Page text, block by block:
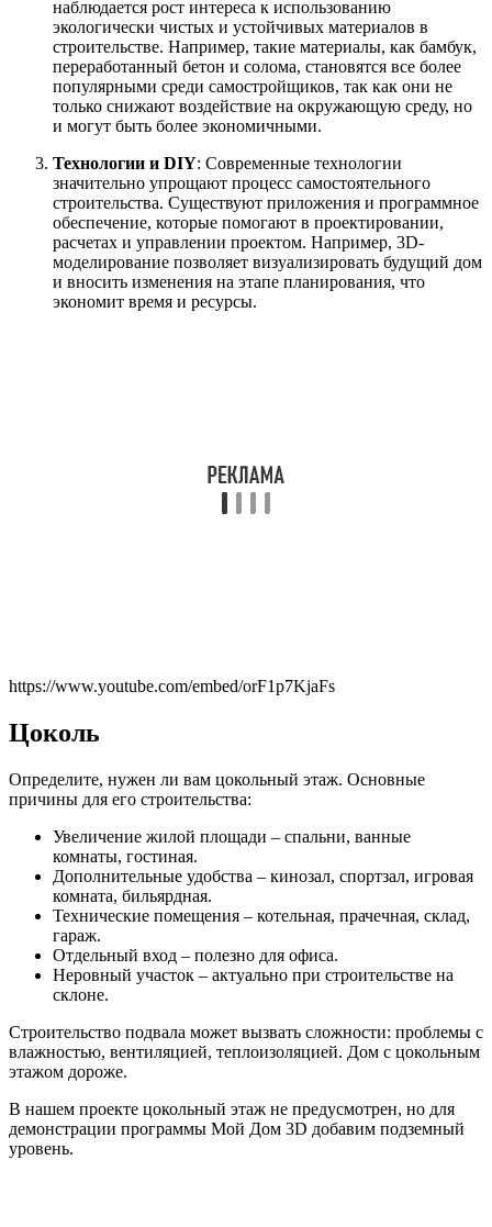
наблюдается рост интереса к использованию
экологически чистых и устойчивых материалов в
строительстве. Например, такие материалы, как бамбук,
переработанный бетон и солома, становятся все более
популярными среди самостройщиков, так как они не
только снижают воздействие на окружающую среду, но
и могут быть более экономичными.
Технологии и DIY: Современные технологии
значительно упрощают процесс самостоятельного
строительства. Существуют приложения и программное
обеспечение, которые помогают в проектировании,
расчетах и управлении проектом. Например, 3D-
моделирование позволяет визуализировать будущий дом
и вносить изменения на этапе планирования, что
экономит время и ресурсы.
https://www.youtube.com/embed/orF1p7KjaFs
Цоколь
Определите, нужен ли вам цокольный этаж. Основные
причины для его строительства:
Увеличение жилой площади – спальни, ванные
комнаты, гостиная.
Дополнительные удобства – кинозал, спортзал, игровая
комната, бильярдная.
Технические помещения – котельная, прачечная, склад,
гараж.
Отдельный вход – полезно для офиса.
Неровный участок – актуально при строительстве на
склоне.
Строительство подвала может вызвать сложности: проблемы с
влажностью, вентиляцией, теплоизоляцией. Дом с цокольным
этажом дороже.
В нашем проекте цокольный этаж не предусмотрен, но для
демонстрации программы Мой Дом 3D добавим подземный
уровень.